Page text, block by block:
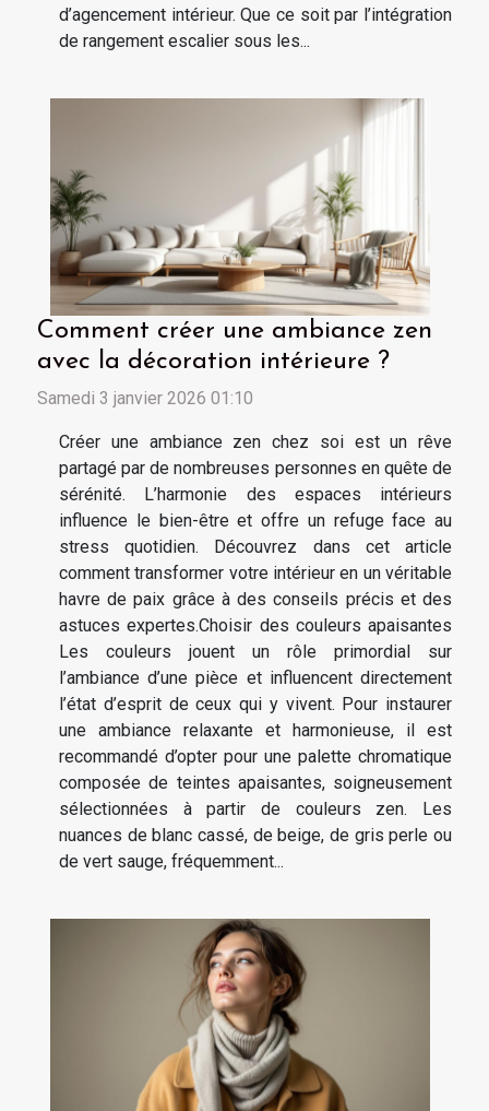
d’agencement intérieur. Que ce soit par l’intégration
de rangement escalier sous les...
Comment créer une ambiance zen
avec la décoration intérieure ?
Samedi 3 janvier 2026 01:10
Créer une ambiance zen chez soi est un rêve
partagé par de nombreuses personnes en quête de
sérénité. L’harmonie des espaces intérieurs
influence le bien-être et offre un refuge face au
stress quotidien. Découvrez dans cet article
comment transformer votre intérieur en un véritable
havre de paix grâce à des conseils précis et des
astuces expertes.Choisir des couleurs apaisantes
Les couleurs jouent un rôle primordial sur
l’ambiance d’une pièce et influencent directement
l’état d’esprit de ceux qui y vivent. Pour instaurer
une ambiance relaxante et harmonieuse, il est
recommandé d’opter pour une palette chromatique
composée de teintes apaisantes, soigneusement
sélectionnées à partir de couleurs zen. Les
nuances de blanc cassé, de beige, de gris perle ou
de vert sauge, fréquemment...